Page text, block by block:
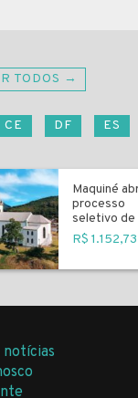
TODOS →
CE DF ES
Maquiné
processo
seletivo de
R$ 1.152,73